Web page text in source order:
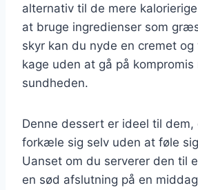
alternativ til de mere
at bruge ingredienser som
skyr kan du nyde en cremet og
kage uden at gå på kompromis
sundheden.
Denne dessert er ideel til dem,
forkæle sig selv uden at føle
Uanset om du serverer den til
en sød afslutning på en